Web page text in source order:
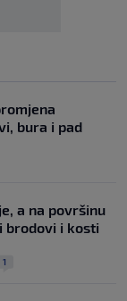
bura i pad
a na površinu
brodovi i kosti
1